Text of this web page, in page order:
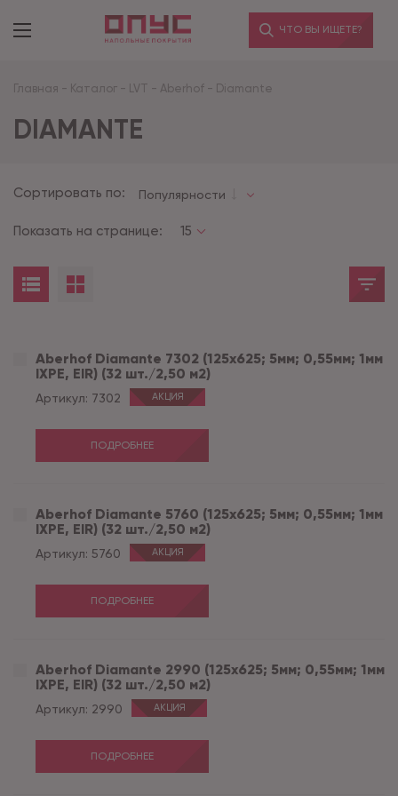
ЧТО ВЫ ИЩЕТЕ?
Главная - Каталог - LVT - Aberhof - Diamante
DIAMANTE
Сортировать по: Популярности
Показать на странице: 15
Aberhof Diamante 7302 (125x625; 5мм; 0,55мм; 1мм
IXPE, EIR) (32 шт./2,50 м2)
Артикул: 7302 АКЦИЯ
ПОДРОБНЕЕ
Aberhof Diamante 5760 (125x625; 5мм; 0,55мм; 1мм
IXPE, EIR) (32 шт./2,50 м2)
Артикул: 5760 АКЦИЯ
ПОДРОБНЕЕ
Aberhof Diamante 2990 (125x625; 5мм; 0,55мм; 1мм
IXPE, EIR) (32 шт./2,50 м2)
Артикул: 2990 АКЦИЯ
ПОДРОБНЕЕ